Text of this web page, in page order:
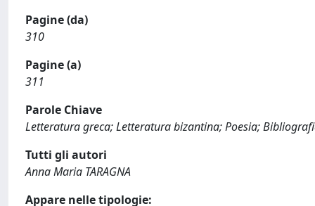
Pagine (da)
310
Pagine (a)
311
Parole Chiave
Letteratura greca; Letteratura bizantina; Poesia;
Tutti gli autori
Anna Maria TARAGNA
Appare nelle tipologie: